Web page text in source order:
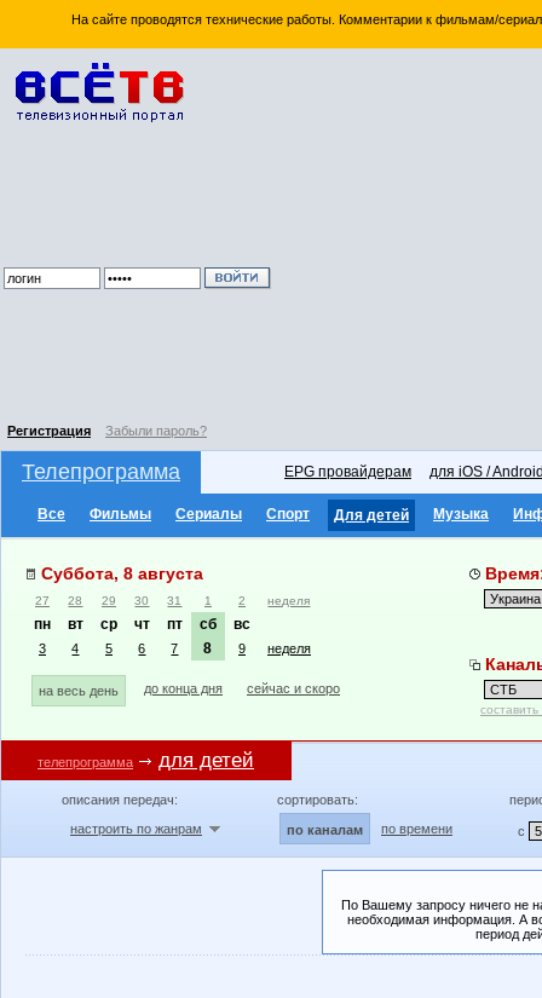
На сайте проводятся технические работы. Комментарии к фильмам/
Регистрация Забыли пароль?
Телепрограмма EPG провайдерам для iOS /
Все Фильмы Сериалы Спорт Для детей Музыка
Суббота, 8 августа
27 28 29 30 31 1 2 неделя
пн вт ср чт пт сб вс
3 4 5 6 7 8 9 неделя
на весь день до конца дня сейчас и скоро
телепрограмма для детей
описания передач:
настроить по жанрам
сортировать:
по каналам по времени с
По Вашему запросу ничего не
необходимая информация. А
период